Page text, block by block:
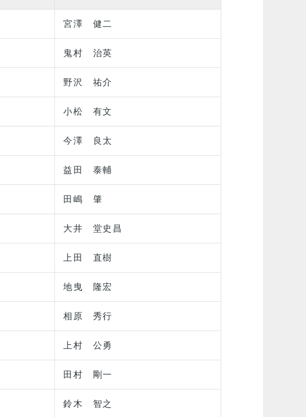
宮澤 健二
鬼村 治英
野沢 祐介
小松 有文
今澤 良太
益田 泰輔
田嶋 肇
大井 堂史昌
上田 直樹
地曳 隆宏
相原 秀行
上村 公勇
田村 剛一
鈴木 智之